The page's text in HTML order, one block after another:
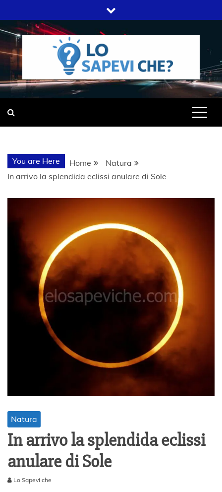
to
content
LO SAPEVI
CHE?
SITO WEB DEL GRUPPO LIFELIVE
You are Here Home
Natura
In arrivo la splendida eclissi anulare di Sole
Natura
In arrivo la splendida eclissi
anulare di Sole
Lo Sapevi che